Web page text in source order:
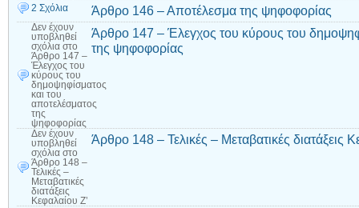
2 Σχόλια Άρθρο 146 – Αποτέλεσμα της ψηφοφορίας
Δεν έχουν
υποβληθεί
σχόλια στο
Άρθρο 147 –
Έλεγχος του
κύρους του
δημοψηφίσματος
και του
αποτελέσματος
της
ψηφοφορίας
Άρθρο 147 – Έλεγχος του κύρους του
της ψηφοφορίας
Δεν έχουν
υποβληθεί
σχόλια στο
Άρθρο 148 –
Τελικές –
Μεταβατικές
διατάξεις
Κεφαλαίου Ζ’
Άρθρο 148 – Τελικές – Μεταβατικές διατάξεις